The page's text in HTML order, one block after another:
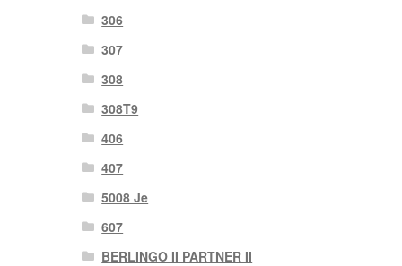
306
307
308
308T9
406
407
5008 Je
607
BERLINGO II PARTNER II